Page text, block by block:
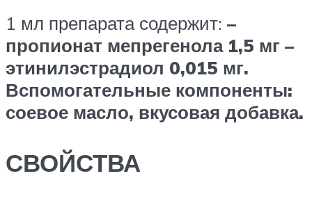
1 мл препарата содержит: –
пропионат мепрегенола 1,5 мг –
этинилэстрадиол 0,015 мг.
Вспомогательные компоненты:
соевое масло, вкусовая добавка.
СВОЙСТВА